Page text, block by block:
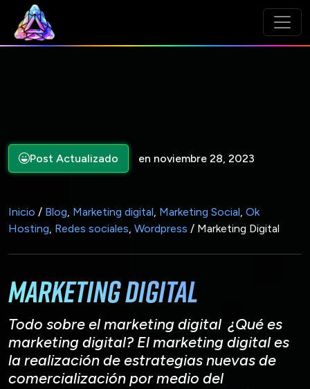
Post Actualizado en noviembre 28, 2023
Inicio / Blog, Marketing digital, Marketing Social, Ok
Hosting, Redes sociales, Wordpress / Marketing Digital
Marketing Digital
Todo sobre el marketing digital ¿Qué es
marketing digital? El marketing digital es
la realización de estrategias nuevas de
comercialización por medio del